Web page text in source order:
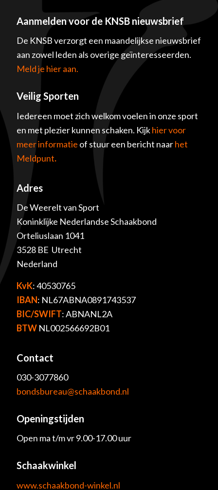
Aanmelden voor de KNSB nieuwsbrief
De KNSB verzorgt een maandelijkse nieuwsbrief
aan zowel leden als overige geïnteresseerden.
Meld je hier aan.
Veilig Sporten
Iedereen moet zich welkom voelen in onze sport
en met plezier kunnen schaken. Kijkhier voor
meer informatie of stuur een bericht naarhet
Meldpunt.
Adres
De Weerelt van Sport
Koninklijke Nederlandse Schaakbond
Orteliuslaan 1041
3528 BE Utrecht
Nederland
KvK: 40530765
IBAN: NL67ABNA0891743537
BIC/SWIFT: ABNANL2A
BTWNL002566692B01
Contact
030-3077860
bondsbureau@schaakbond.nl
Openingstijden
Open ma t/m vr 9.00-17.00 uur
Schaakwinkel
www.schaakbond-winkel.nl